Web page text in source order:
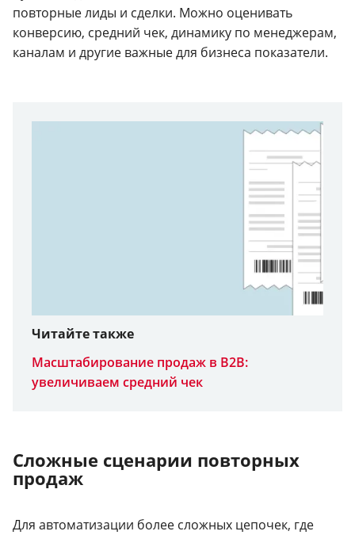
повторные лиды и сделки. Можно оценивать
конверсию, средний чек, динамику по менеджерам,
каналам и другие важные для бизнеса показатели.
Читайте также
Масштабирование продаж в B2B:
увеличиваем средний чек
Сложные сценарии повторных
продаж
Для автоматизации более сложных цепочек, где